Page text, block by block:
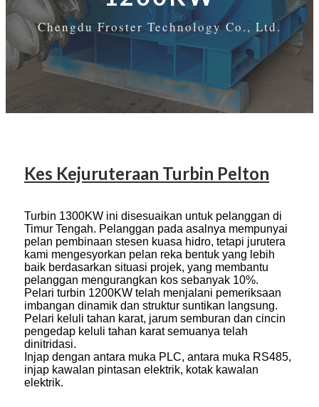
Chengdu Froster Technology Co., Ltd.
Kes Kejuruteraan Turbin Pelton
Turbin 1300KW ini disesuaikan untuk pelanggan di
Timur Tengah. Pelanggan pada asalnya mempunyai
pelan pembinaan stesen kuasa hidro, tetapi jurutera
kami mengesyorkan pelan reka bentuk yang lebih
baik berdasarkan situasi projek, yang membantu
pelanggan mengurangkan kos sebanyak 10%.
Pelari turbin 1200KW telah menjalani pemeriksaan
imbangan dinamik dan struktur suntikan langsung.
Pelari keluli tahan karat, jarum semburan dan cincin
pengedap keluli tahan karat semuanya telah
dinitridasi.
Injap dengan antara muka PLC, antara muka RS485,
injap kawalan pintasan elektrik, kotak kawalan
elektrik.